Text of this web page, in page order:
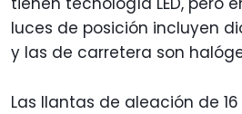
luces de posición incluyen
y las de carretera son
Las llantas de aleación de